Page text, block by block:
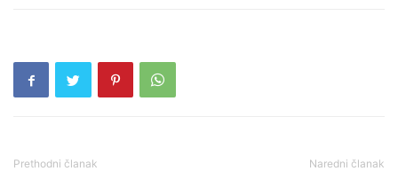
Prethodni članak Naredni članak